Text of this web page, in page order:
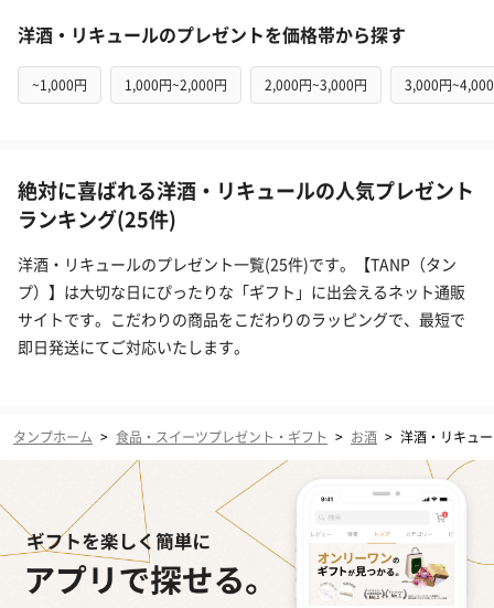
洋酒・リキュールのプレゼントを価格帯から探す
~1,000円 1,000円~2,000円 2,000円~3,000円 3,000円
絶対に喜ばれる洋酒・リキュールの人気プレゼント
ランキング(25件)
洋酒・リキュールのプレゼント一覧(25件)です。【TANP（タン
プ）】は大切な日にぴったりな「ギフト」に出会えるネット通販
サイトです。こだわりの商品をこだわりのラッピングで、最短で
即日発送にてご対応いたします。
タンプホーム > 食品・スイーツプレゼント・ギフト > お酒 > 洋酒・リキュ